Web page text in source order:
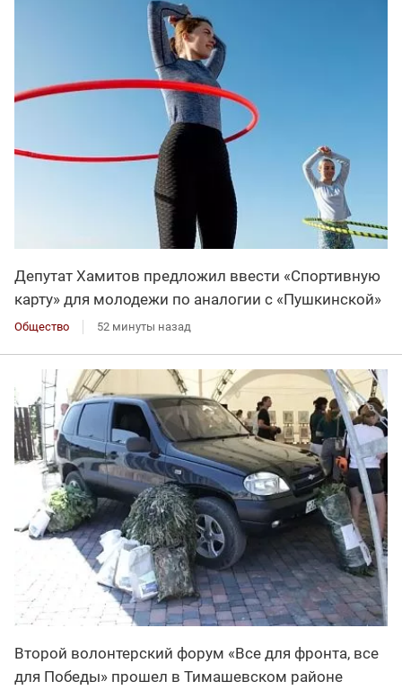
Депутат Хамитов предложил ввести «Спортивную
карту» для молодежи по аналогии с «Пушкинской»
Общество 52 минуты назад
Второй волонтерский форум «Все для фронта, все
для Победы» прошел в Тимашевском районе